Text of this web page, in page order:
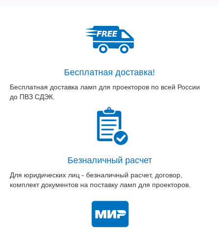
Бесплатная доставка!
Бесплатная доставка ламп для проекторов по всей России
до ПВЗ СДЭК.
Безналичный расчет
Для юридических лиц - безналичный расчет, договор,
комплект документов на поставку ламп для проекторов.